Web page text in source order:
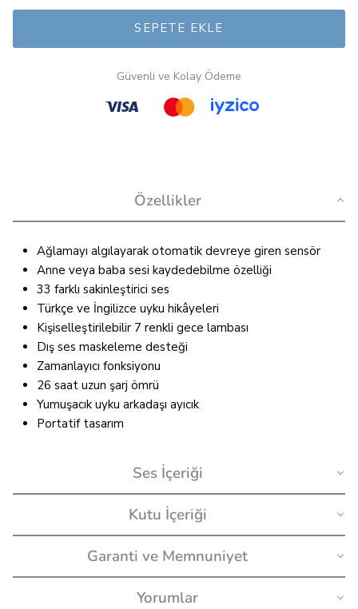
SEPETE EKLE
Güvenli ve Kolay Ödeme
Özellikler
Ağlamayı algılayarak otomatik devreye giren sensör
Anne veya baba sesi kaydedebilme özelliği
33 farklı sakinleştirici ses
Türkçe ve İngilizce uyku hikâyeleri
Kişiselleştirilebilir 7 renkli gece lambası
Dış ses maskeleme desteği
Zamanlayıcı fonksiyonu
26 saat uzun şarj ömrü
Yumuşacık uyku arkadaşı ayıcık
Portatif tasarım
Ses İçeriği
Kutu İçeriği
Garanti ve Memnuniyet
Yorumlar